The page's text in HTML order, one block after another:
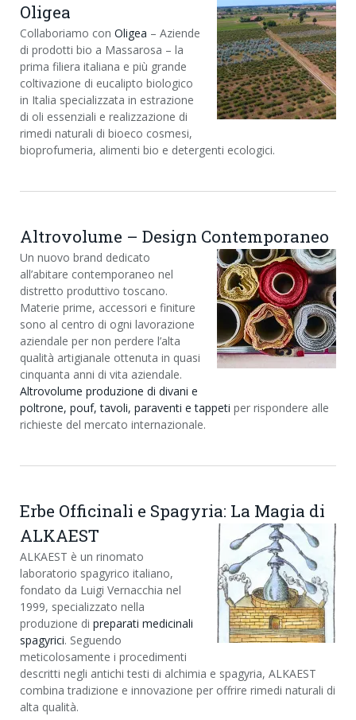
Oligea
Collaboriamo con Oligea – Aziende
di prodotti bio a Massarosa – la
prima filiera italiana e più grande
coltivazione di eucalipto biologico
in Italia specializzata in estrazione
di oli essenziali e realizzazione di
rimedi naturali di bioeco cosmesi,
bioprofumeria, alimenti bio e detergenti ecologici.
Altrovolume – Design Contemporaneo
Un nuovo brand dedicato
all’abitare contemporaneo nel
distretto produttivo toscano.
Materie prime, accessori e finiture
sono al centro di ogni lavorazione
aziendale per non perdere l’alta
qualità artigianale ottenuta in quasi
cinquanta anni di vita aziendale.
Altrovolume produzione di divani e
poltrone, pouf, tavoli, paraventi e tappeti per rispondere alle
richieste del mercato internazionale.
Erbe Officinali e Spagyria: La Magia di
ALKAEST
ALKAEST è un rinomato
laboratorio spagyrico italiano,
fondato da Luigi Vernacchia nel
1999, specializzato nella
produzione di preparati medicinali
spagyrici. Seguendo
meticolosamente i procedimenti
descritti negli antichi testi di alchimia e spagyria, ALKAEST
combina tradizione e innovazione per offrire rimedi naturali di
alta qualità.